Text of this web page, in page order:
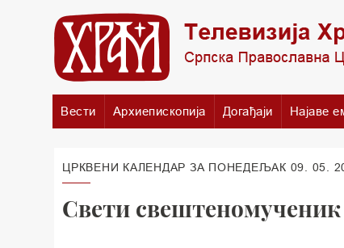
Вести Архиепископија Догађаји Најаве
ЦРКВЕНИ КАЛЕНДАР ЗА ПОНЕДЕЉАК 09. 05.
Свети свештеномученик